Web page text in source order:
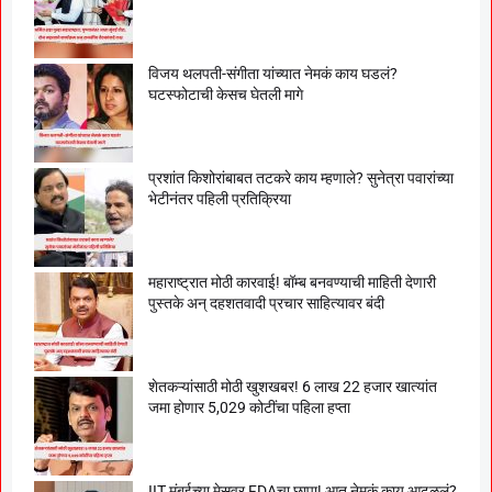
विजय थलपती-संगीता यांच्यात नेमकं काय घडलं?
घटस्फोटाची केसच घेतली मागे
प्रशांत किशोरांबाबत तटकरे काय म्हणाले? सुनेत्रा पवारांच्या
भेटीनंतर पहिली प्रतिक्रिया
महाराष्ट्रात मोठी कारवाई! बॉम्ब बनवण्याची माहिती देणारी
पुस्तके अन् दहशतवादी प्रचार साहित्यावर बंदी
शेतकऱ्यांसाठी मोठी खुशखबर! 6 लाख 22 हजार खात्यांत
जमा होणार 5,029 कोटींचा पहिला हप्ता